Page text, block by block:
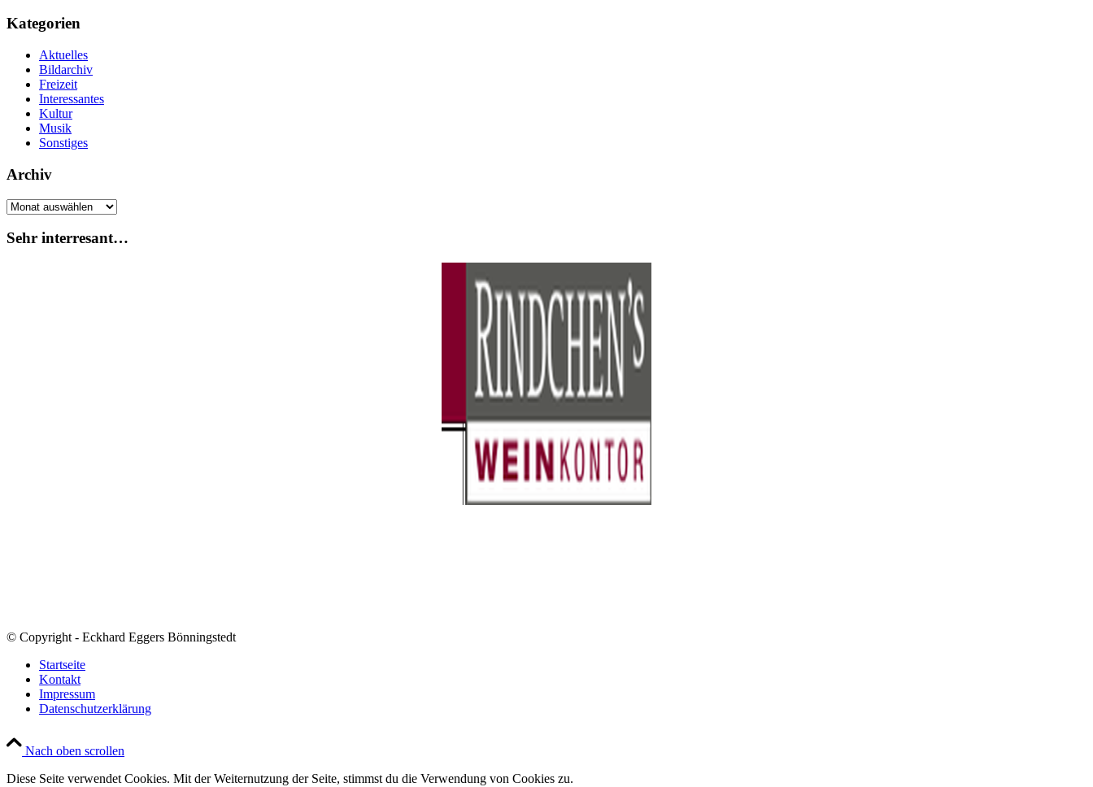
Kategorien
Aktuelles
Bildarchiv
Freizeit
Interessantes
Kultur
Musik
Sonstiges
Archiv
Archiv
Sehr interresant…
© Copyright - Eckhard Eggers Bönningstedt
Startseite
Kontakt
Impressum
Datenschutzerklärung
Nach oben scrollen
Diese Seite verwendet Cookies. Mit der Weiternutzung der Seite, stimmst du die Verwendung von Cookies zu.